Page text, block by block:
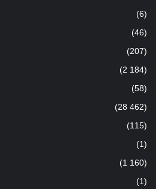
(6)
(46)
(207)
(2 184)
(58)
(28 462)
(115)
(1)
(1 160)
(1)